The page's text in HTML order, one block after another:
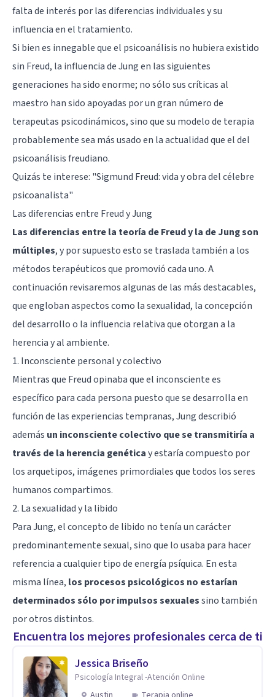
falta de interés por las diferencias individuales y su
influencia en el tratamiento.
Si bien es innegable que el psicoanálisis no hubiera existido
sin Freud, la influencia de Jung en las siguientes
generaciones ha sido enorme; no sólo sus críticas al
maestro han sido apoyadas por un gran número de
terapeutas psicodinámicos, sino que su modelo de terapia
probablemente sea más usado en la actualidad que el del
psicoanálisis freudiano.
Quizás te interese: "Sigmund Freud: vida y obra del célebre
psicoanalista"
Las diferencias entre Freud y Jung
Las diferencias entre la teoría de Freud y la de Jung son
múltiples, y por supuesto esto se traslada también a los
métodos terapéuticos que promovió cada uno. A
continuación revisaremos algunas de las más destacables,
que engloban aspectos como la sexualidad, la concepción
del desarrollo o la influencia relativa que otorgan a la
herencia y al ambiente.
1. Inconsciente personal y colectivo
Mientras que Freud opinaba que el inconsciente es
específico para cada persona puesto que se desarrolla en
función de las experiencias tempranas, Jung describió
además un inconsciente colectivo que se transmitiría a
través de la herencia genéticay estaría compuesto por
los arquetipos, imágenes primordiales que todos los seres
humanos compartimos.
2. La sexualidad y la libido
Para Jung, el concepto de libido no tenía un carácter
predominantemente sexual, sino que lo usaba para hacer
referencia a cualquier tipo de energía psíquica. En esta
misma línea, los procesos psicológicos no estarían
determinados sólo por impulsos sexualessino también
por otros distintos.
Encuentra los mejores profesionales cerca de ti
Jessica Briseño
Psicología Integral -Atención Online